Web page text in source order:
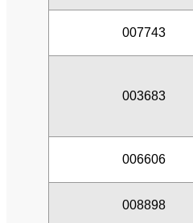
007743
003683
006606
008898